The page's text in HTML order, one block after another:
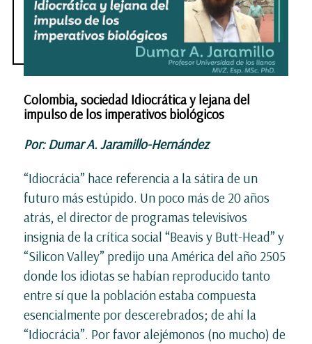
Colombia, sociedad Idiocrática y lejana del
impulso de los imperativos biológicos
Por: Dumar A. Jaramillo-Hernández
“Idiocrácia” hace referencia a la sátira de un
futuro más estúpido. Un poco más de 20 años
atrás, el director de programas televisivos
insignia de la crítica social “Beavis y Butt-Head” y
“Silicon Valley” predijo una América del año 2505
donde los idiotas se habían reproducido tanto
entre sí que la población estaba compuesta
esencialmente por descerebrados; de ahí la
“Idiocrácia”. Por favor alejémonos (no mucho) de